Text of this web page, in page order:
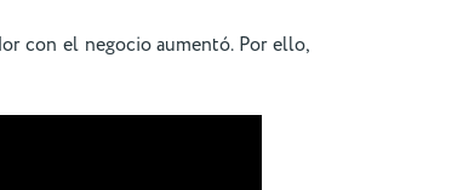
con el negocio aumentó. Por ello,